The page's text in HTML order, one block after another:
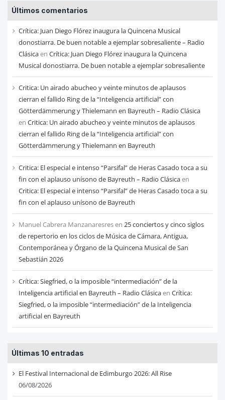
de
cada
mes
Últimos comentarios
Crítica: Juan Diego Flórez inaugura la Quincena Musical
donostiarra. De buen notable a ejemplar sobresaliente – Radio
Clásicaen Crítica: Juan Diego Flórez inaugura la Quincena
Musical donostiarra. De buen notable a ejemplar sobresaliente
Critica: Un airado abucheo y veinte minutos de aplausos
cierran el fallido Ring de la “Inteligencia artificial” con
Götterdämmerung y Thielemann en Bayreuth – Radio Clásica
en Critica: Un airado abucheo y veinte minutos de aplausos
cierran el fallido Ring de la “Inteligencia artificial” con
Götterdämmerung y Thielemann en Bayreuth
Critica: El especial e intenso “Parsifal” de Heras Casado toca a su
fin con el aplauso unísono de Bayreuth – Radio Clásicaen
Critica: El especial e intenso “Parsifal” de Heras Casado toca a su
fin con el aplauso unísono de Bayreuth
Manuel Cabrera Manzanaresresen 25 conciertos y cinco siglos
de repertorio en los ciclos de Música de Cámara, Antigua,
Contemporánea y Órgano de la Quincena Musical de San
Sebastián 2026
Crítica: Siegfried, o la imposible “intermediación” de la
Inteligencia artificial en Bayreuth – Radio Clásicaen Crítica:
Siegfried, o la imposible “intermediación” de la Inteligencia
artificial en Bayreuth
Últimas 10 entradas
El Festival Internacional de Edimburgo 2026: All Rise
06/08/2026